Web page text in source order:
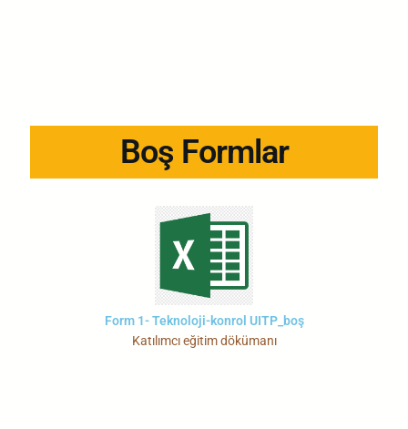
Boş Formlar
Form 1- Teknoloji-konrol UITP_boş
Katılımcı eğitim dökümanı